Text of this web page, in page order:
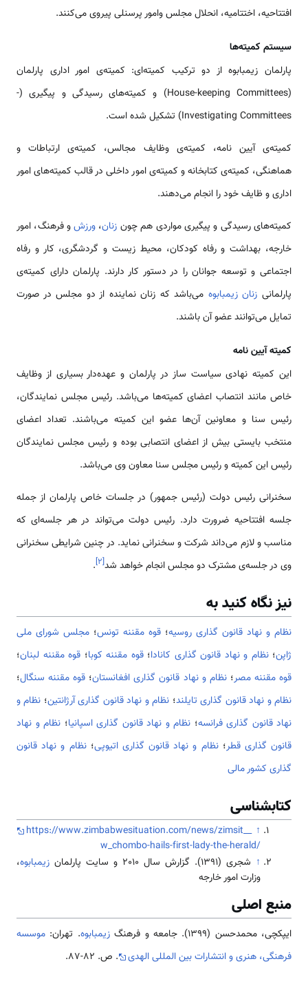
افتتاحیه، اختتامیه، انحلال مجلس وامور پرسنلی پیروی می‌کنند.
سیستم کمیته‌ها
پارلمان زیمبابوه از دو ترکیب کمیته‌ای: کمیته‌ی امور اداری پارلمان
(House-keeping Committees) و کمیته‌های رسیدگی و پیگیری (-
Investigating Committees) تشکیل شده است.
کمیته‌ی آیین نامه، کمیته‌ی وظایف مجالس، کمیته‌ی ارتباطات و
هماهنگی، کمیته‌ی کتابخانه و کمیته‌ی امور داخلی در قالب کمیته‌های امور
اداری و ظایف خود را انجام می‌دهند.
کمیته‌های رسیدگی و پیگیری مواردی هم چون زنان، ورزشو فرهنگ، امور
خارجه، بهداشت و رفاه کودکان، محیط زیست و گردشگری، کار و رفاه
اجتماعی و توسعه جوانان را در دستور کار دارند. پارلمان دارای کمیته‌ی
پارلمانی زنان زیمبابوه می‌باشد که زنان نماینده از دو مجلس در صورت
تمایل می‌توانند عضو آن باشند.
کمیته آیین نامه
این کمیته نهادی سیاست ساز در پارلمان و عهده‌دار بسیاری از وظایف
خاص مانند انتصاب اعضای کمیته‌ها می‌باشد. رئیس مجلس نمایندگان،
رئیس سنا و معاونین آن‌ها عضو این کمیته می‌باشند. تعداد اعضای
منتخب بایستی بیش از اعضای انتصابی بوده و رئیس مجلس نمایندگان
رئیس این کمیته و رئیس مجلس سنا معاون وی می‌‌باشد.
سخنرانی رئیس دولت (رئیس جمهور) در جلسات خاص پارلمان از جمله
جلسه افتتاحیه ضرورت دارد. رئیس دولت می‌تواند در هر جلسه‌ای که
مناسب و لازم می‌داند شرکت و سخنرانی نماید. در چنین شرایطی سخنرانی
وی در جلسه‌ی مشترک دو مجلس انجام خواهد شد[۲]
.
نیز نگاه کنید به
نظام و نهاد قانون گذاری روسیه؛ قوه مقننه تونس؛ مجلس شورای ملی
ژاپن؛نظام و نهاد قانون گذاری کانادا؛قوه مقننه کوبا؛ قوه مقننه لبنان؛
قوه مقننه مصر؛نظام و نهاد قانون گذاری افغانستان؛ قوه مقننه سنگال؛
نظام و نهاد قانون گذاری تایلند؛ نظام و نهاد قانون گذاری آرژانتین؛ نظام و
نهاد قانون گذاری فرانسه؛ نظام و نهاد قانون گذاری اسپانیا؛ نظام و نهاد
قانون گذاری قطر؛نظام و نهاد قانون گذاری اتیوپی؛نظام و نهاد قانون
گذاری کشور مالی
کتابشناسی
↑
https://www.zimbabwesituation.com/news/zimsit__
w_chombo-hails-first-lady-the-herald/
↑ شجری (1391). گزارش سال 2010 و سایت پارلمان زیمبابوه،
وزارت امور خارجه
منبع اصلی
ایپکچی، محمدحسن (1399). جامعه و فرهنگ زیمبابوه. تهران: موسسه
فرهنگی، هنری و انتشارات بین المللی الهدی
. ص. 82-87.